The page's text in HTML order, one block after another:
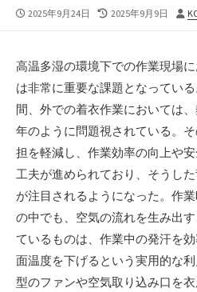
公
2025年9月24日
最
新
日
2025年9月9日
投
高温多湿の環境下での作業現場
は非常に重要な課題となっている
間、外での着衣作業においては
年のように問題視されている。
担を軽減し、作業効率の向上や
工夫が進められており、そうし
が注目されるようになった。作
の中でも、空気の流れを生み出
ているものは、作業中の発汗を
面温度を下げるという実用的な
型のファンや空気取り込み口を